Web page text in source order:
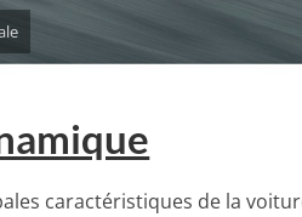
caractéristiques de la